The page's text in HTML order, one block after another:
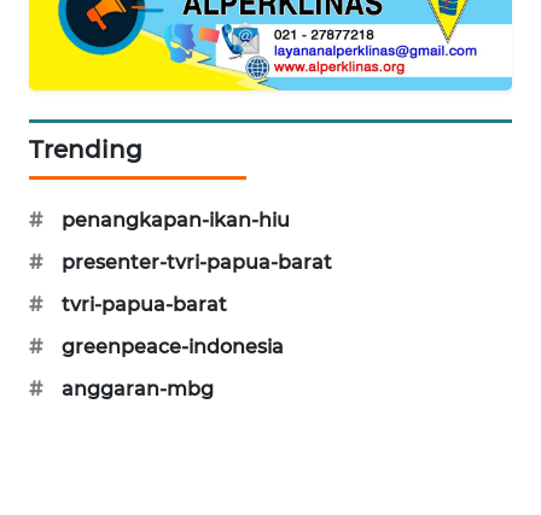
Trending
#
penangkapan-ikan-hiu
#
presenter-tvri-papua-barat
#
tvri-papua-barat
#
greenpeace-indonesia
#
anggaran-mbg
BERKAT
NEWS
NEWS
NEWS
AKHLAK
ID
NEWS